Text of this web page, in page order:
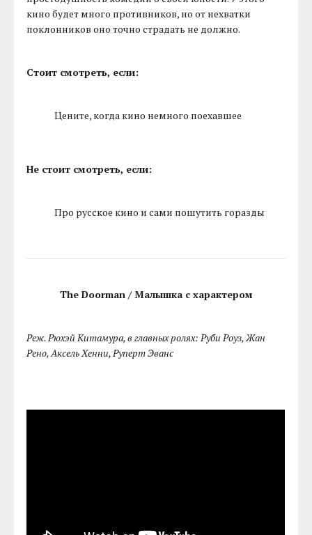
кино будет много противников, но от нехватки
поклонников оно точно страдать не должно.
Стоит смотреть, если:
Цените, когда кино немного поехавшее
Не стоит смотреть, если:
Про русское кино и сами пошутить горазды
The Doorman / Малышка с характером
Реж. Рюхэй Китамура, в главных ролях: Руби Роуз, Жан
Рено, Аксель Хенни, Руперт Эванс